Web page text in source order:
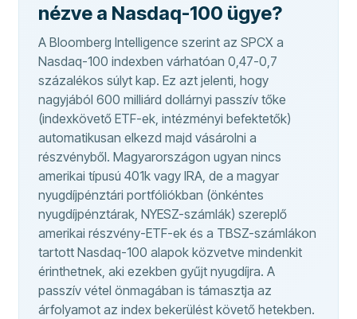
nézve a Nasdaq-100 ügye?
A Bloomberg Intelligence szerint az SPCX a
Nasdaq-100 indexben várhatóan 0,47-0,7
százalékos súlyt kap. Ez azt jelenti, hogy
nagyjából 600 milliárd dollárnyi passzív tőke
(indexkövető ETF-ek, intézményi befektetők)
automatikusan elkezd majd vásárolni a
részvényből. Magyarországon ugyan nincs
amerikai típusú 401k vagy IRA, de a magyar
nyugdíjpénztári portfóliókban (önkéntes
nyugdíjpénztárak, NYESZ-számlák) szereplő
amerikai részvény-ETF-ek és a TBSZ-számlákon
tartott Nasdaq-100 alapok közvetve mindenkit
érinthetnek, aki ezekben gyűjt nyugdíjra. A
passzív vétel önmagában is támasztja az
árfolyamot az index bekerülést követő hetekben.